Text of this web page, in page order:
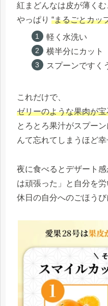
紅まどんなは皮が薄くむ
やっぱり “まるごとカッ
軽く水洗い
横半分にカット
スプーンですく
これだけで、
ゼリーのような果肉が
とろとろ果汁がスプー
んて忘れてしまうほど
夜に食べるとデザート
は頑張った」と自分を労
休日の自分へのごほうび